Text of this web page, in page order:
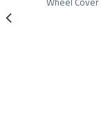
to wishlist